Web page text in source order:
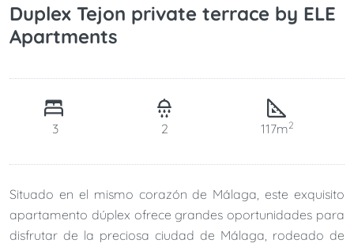
Duplex Tejon private terrace by ELE
Apartments
3 2 117m2
Situado en el mismo corazón de Málaga, este exquisito
apartamento dúplex ofrece grandes oportunidades para
disfrutar de la preciosa ciudad de Málaga, rodeado de